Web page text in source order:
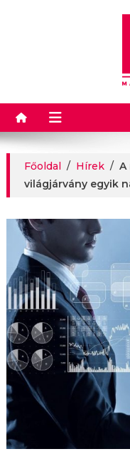
Főoldal / Hírek / A
világjárvány egyik